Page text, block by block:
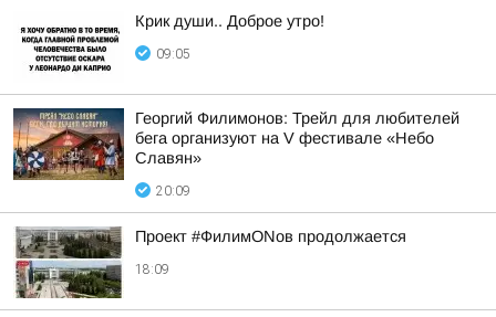
Крик души.. Доброе утро!
09:05
Георгий Филимонов: Трейл для любителей
бега организуют на V фестивале «Небо
Славян»
20:09
Проект #ФилимONов продолжается
18:09